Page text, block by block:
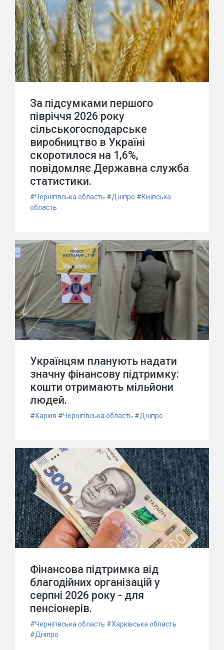
За підсумками першого
півріччя 2026 року
сільськогосподарське
виробництво в Україні
скоротилося на 1,6%,
повідомляє Державна служба
статистики.
#Чернігівська область #Дніпро #Київська
область
Українцям планують надати
значну фінансову підтримку:
кошти отримають мільйони
людей.
#Харків #Чернігівська область #Дніпро
Фінансова підтримка від
благодійних організацій у
серпні 2026 року - для
пенсіонерів.
#Чернігівська область #Харківська область
#Дніпро